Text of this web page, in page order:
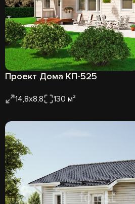
Проект Дома КП-525
14,8х8,8 130 м²